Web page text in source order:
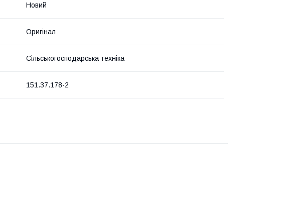
Новий
Оригінал
Сільськогосподарська техніка
151.37.178-2